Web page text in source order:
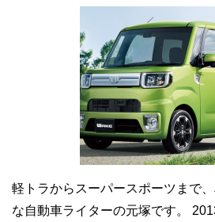
軽トラからスーパースポーツまで
な自動車ライターの元塚です。